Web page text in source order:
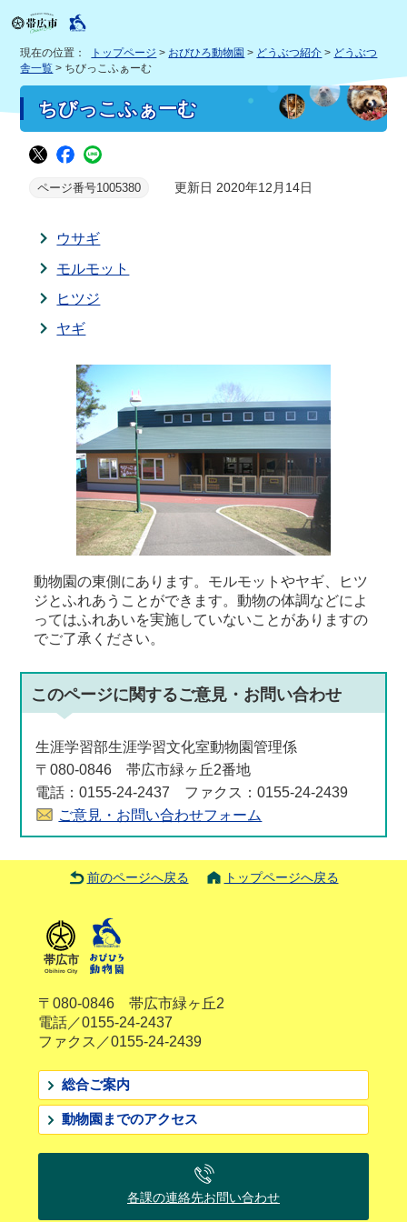
現在の位置： トップページ > おびひろ動物園 > どうぶつ紹介 > どうぶつ
舎一覧 > ちびっこふぁーむ
ちびっこふぁーむ
ページ番号1005380 更新日 2020年12月14日
ウサギ
モルモット
ヒツジ
ヤギ
動物園の東側にあります。モルモットやヤギ、ヒツ
ジとふれあうことができます。動物の体調などによ
ってはふれあいを実施していないことがありますの
でご了承ください。
このページに関するご意見・お問い合わせ
生涯学習部生涯学習文化室動物園管理係
〒080-0846 帯広市緑ヶ丘2番地
電話：0155-24-2437 ファクス：0155-24-2439
ご意見・お問い合わせフォーム
前のページへ戻る トップページへ戻る
帯広市
Obihiro City
〒080-0846 帯広市緑ヶ丘2
電話／0155-24-2437
ファクス／0155-24-2439
総合ご案内
動物園までのアクセス
各課の連絡先お問い合わせ